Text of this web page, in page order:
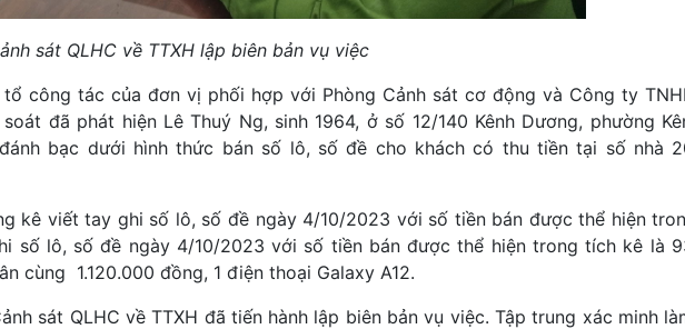
sát QLHC về TTXH lập biên bản vụ việc
tổ công tác của đơn vị phối hợp với Phòng Cảnh sát cơ động và Công ty
đã phát hiện Lê Thuý Ng, sinh 1964, ở số 12/140 Kênh Dương, phường
bạc dưới hình thức bán số lô, số đề cho khách có thu tiền tại số nhà
kê viết tay ghi số lô, số đề ngày 4/10/2023 với số tiền bán được thể hiện
số lô, số đề ngày 4/10/2023 với số tiền bán được thể hiện trong tích kê là
cùng 1.120.000 đồng, 1 điện thoại Galaxy A12.
sát QLHC về TTXH đã tiến hành lập biên bản vụ việc. Tập trung xác minh